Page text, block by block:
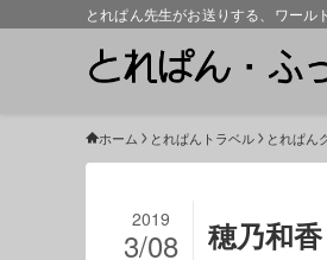
とれぱん先生がお送りする、ワール
ホーム とれぱんトラベル とれぱん
穂乃和
2019
3/08